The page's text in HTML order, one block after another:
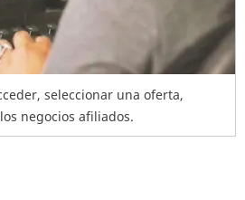
seleccionar una oferta,
negocios afiliados.